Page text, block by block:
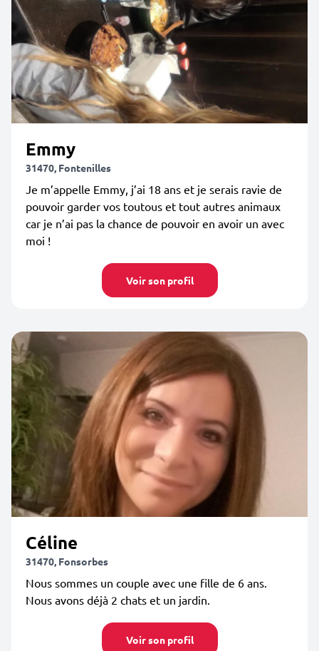
Emmy
31470, Fontenilles
Je m’appelle Emmy, j’ai 18 ans et je serais ravie de
pouvoir garder vos toutous et tout autres animaux
car je n’ai pas la chance de pouvoir en avoir un avec
moi !
Voir son profil
Céline
31470, Fonsorbes
Nous sommes un couple avec une fille de 6 ans.
Nous avons déjà 2 chats et un jardin.
Voir son profil